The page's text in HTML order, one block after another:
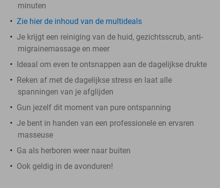
minuten
Zie hier de inhoud van de multideals
Je krijgt een reiniging van de huid, gezichtsscrub, anti-
migrainemassage en meer
Ideaal om even te ontsnappen aan de dagelijkse drukte
Reken af met de dagelijkse stress en laat alle
spanningen van je afglijden
Gun jezelf dit moment van pure ontspanning
Je bent in handen van een professionele en ervaren
masseuse
Ga als herboren weer naar buiten
Ook geldig in de avonduren!